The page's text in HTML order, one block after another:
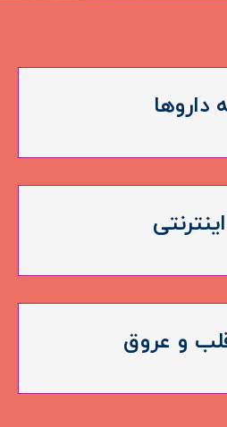
داروها
و عروق